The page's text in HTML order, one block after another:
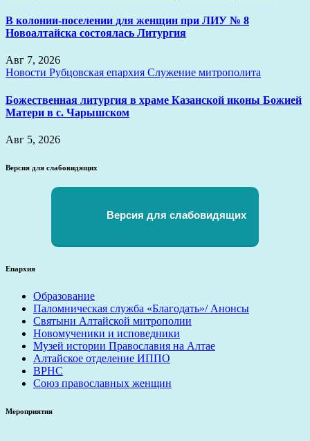
В колонии-поселении для женщин при ЛИУ № 8
Новоалтайска состоялась Литургия
Авг 7, 2026
Новости Рубцовская епархия Служение митрополита
Божественная литургия в храме Казанской иконы Божией
Матери в с. Чарышском
Авг 5, 2026
Версия для слабовидящих
Версия для слабовидящих
Епархия
Образование
Паломническая служба «Благодать»/ Анонсы
Святыни Алтайской митрополии
Новомученики и исповедники
Музей истории Православия на Алтае
Алтайское отделение ИППО
ВРНС
Союз православных женщин
Мероприятия